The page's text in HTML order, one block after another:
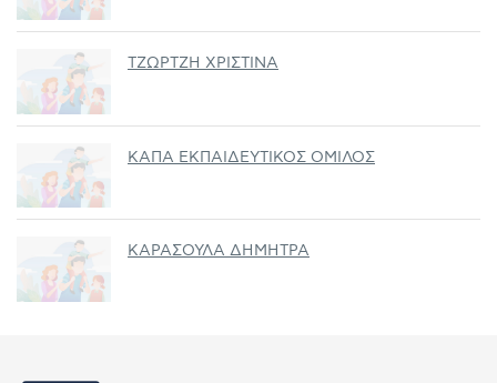
ΤΖΩΡΤΖΗ ΧΡΙΣΤΙΝΑ
ΚΑΠΑ ΕΚΠΑΙΔΕΥΤΙΚΟΣ ΟΜΙΛΟΣ
ΚΑΡΑΣΟΥΛΑ ΔΗΜΗΤΡΑ